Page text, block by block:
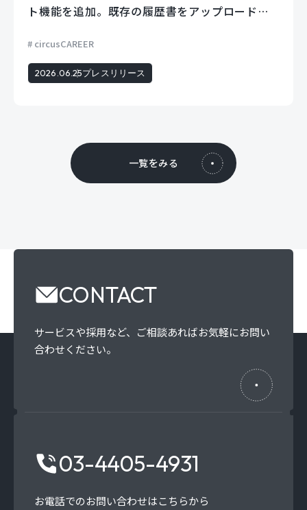
一覧をみる
ト機能を追加。既存の履歴書をアップロードす
circusCAREER
2026.06.25プレスリリース
CONTACT
サービスや採用など、 ご相談あればお気軽にお問い
合わせください。
03-4405-4931
お電話でのお問い合わせはこちらから